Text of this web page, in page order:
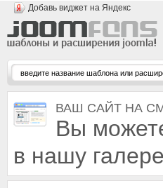
Добавь виджет на Яндекс
ВАШ САЙТ НА
Вы
в нашу